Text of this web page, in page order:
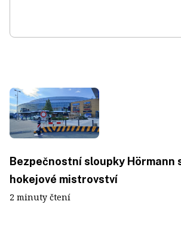
Bezpečnostní sloupky Hörmann
hokejové mistrovství
2 minuty čtení